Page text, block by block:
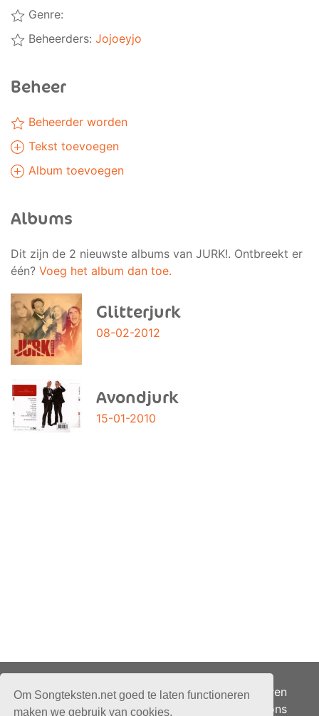
Om Songteksten.net goed te laten functioneren
maken we gebruik van cookies.
Genre:
Beheerders: Jojoeyjo
Beheer
Beheerder worden
Tekst toevoegen
Album toevoegen
Albums
Dit zijn de 2 nieuwste albums van JURK!. Ontbreekt er
één? Voeg het album dan toe.
Glitterjurk
08-02-2012
Avondjurk
15-01-2010
Adverteren
Over ons